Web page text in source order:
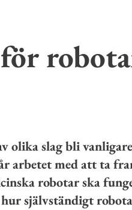
olika slag bli
arbetet med att ta
robotar ska
självständigt